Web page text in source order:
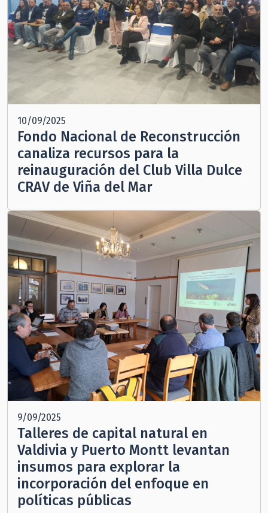
10/09/2025
Fondo Nacional de Reconstrucción
canaliza recursos para la
reinauguración del Club Villa Dulce
CRAV de Viña del Mar
9/09/2025
Talleres de capital natural en
Valdivia y Puerto Montt levantan
insumos para explorar la
incorporación del enfoque en
políticas públicas